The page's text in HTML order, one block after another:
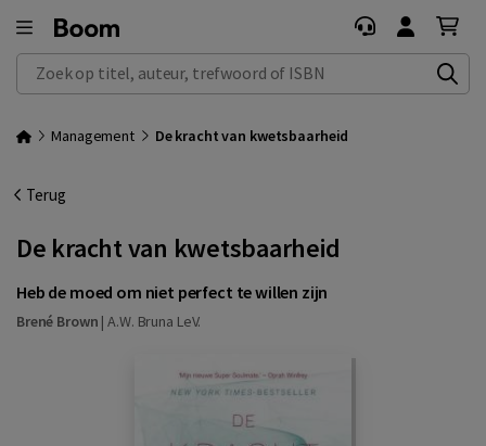
Zoek op titel, auteur, trefwoord of ISBN
Management De kracht van kwetsbaarheid
Terug
De kracht van kwetsbaarheid
Heb de moed om niet perfect te willen zijn
Brené Brown |A.W. Bruna LeV.